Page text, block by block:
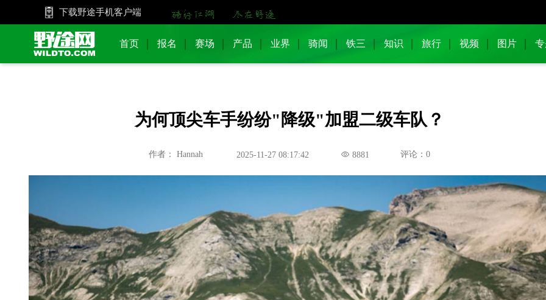
下载野途手机客户端
首页 报名 赛场 产品 业界 骑闻 铁三 知识 旅行 视频 图片
为何顶尖车手纷纷"降级"加盟二级车队？
作者： Hannah 2025-11-27 08:17:42 8881 评论：0